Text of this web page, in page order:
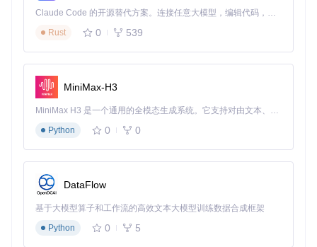
# Windows系统请使用
# myenv\Scripts\activate
# 安装依赖包
📌 步骤2：系统初始化
首次运行程序将自动创建标准化目录结构，用于数据存储和配
系统将生成以下目录结构：
目录路径
Claude Code 的开源替代方案。连接任意大模型，编辑代码，运行命令，自动验证 — 全自动执行。用 Rust 构建，极致性能。 ｜ An open-source alternative to Claude Code. Connect any LLM, edit code, run commands, and verify changes — autonomously. Built in Rust for speed. Get Started
Rust
0 539
MiniMax-H3
MiniMax H3 是一个通用的全模态生成系统。它支持对由文本、图像、视频和音频组成的多模态上下文进行统一理解，并能生成分辨率高达 2K、时长可达 15 秒的带原生立体声音频的视频。得益于面向任务泛化的系统设计，H3 在预训练阶段就已具备广泛的多模态上下文理解与生成能力，能够出色地执行复杂的多模态指令。
Python
0 0
DataFlow
基于大模型算子和工作流的高效文本大模型训练数据合成框架
Python
0 5